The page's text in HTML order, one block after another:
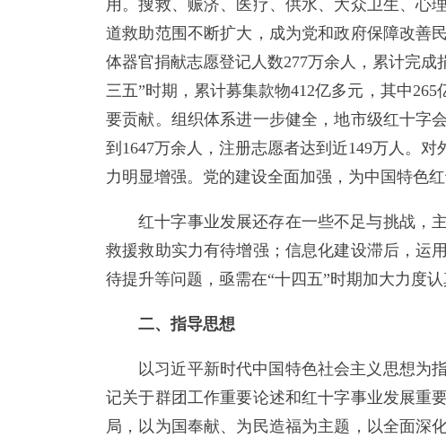
用。搜救、赈济、医疗、供水、大众卫生、心
道救助范围不断扩大，成为党和政府保障改善
体器官捐献志愿登记人数277万余人，累计完
三五”时期，累计募集款物412亿多元，其中
要贡献。组织体系进一步健全，地市级红十字
到1647万余人，注册志愿者达到近149万人。
力明显增强。党的建设全面加强，为中国特色
红十字事业发展还存在一些不足与挑战，
救援救助实力有待增强；信息化建设滞后，运
待提升等问题，亟需在“十四五”时期加大力度认
二、指导思想
以习近平新时代中国特色社会主义思想为
记关于群团工作重要论述和红十字事业发展重
局，以为国奉献、为民造福为主题，以全面深